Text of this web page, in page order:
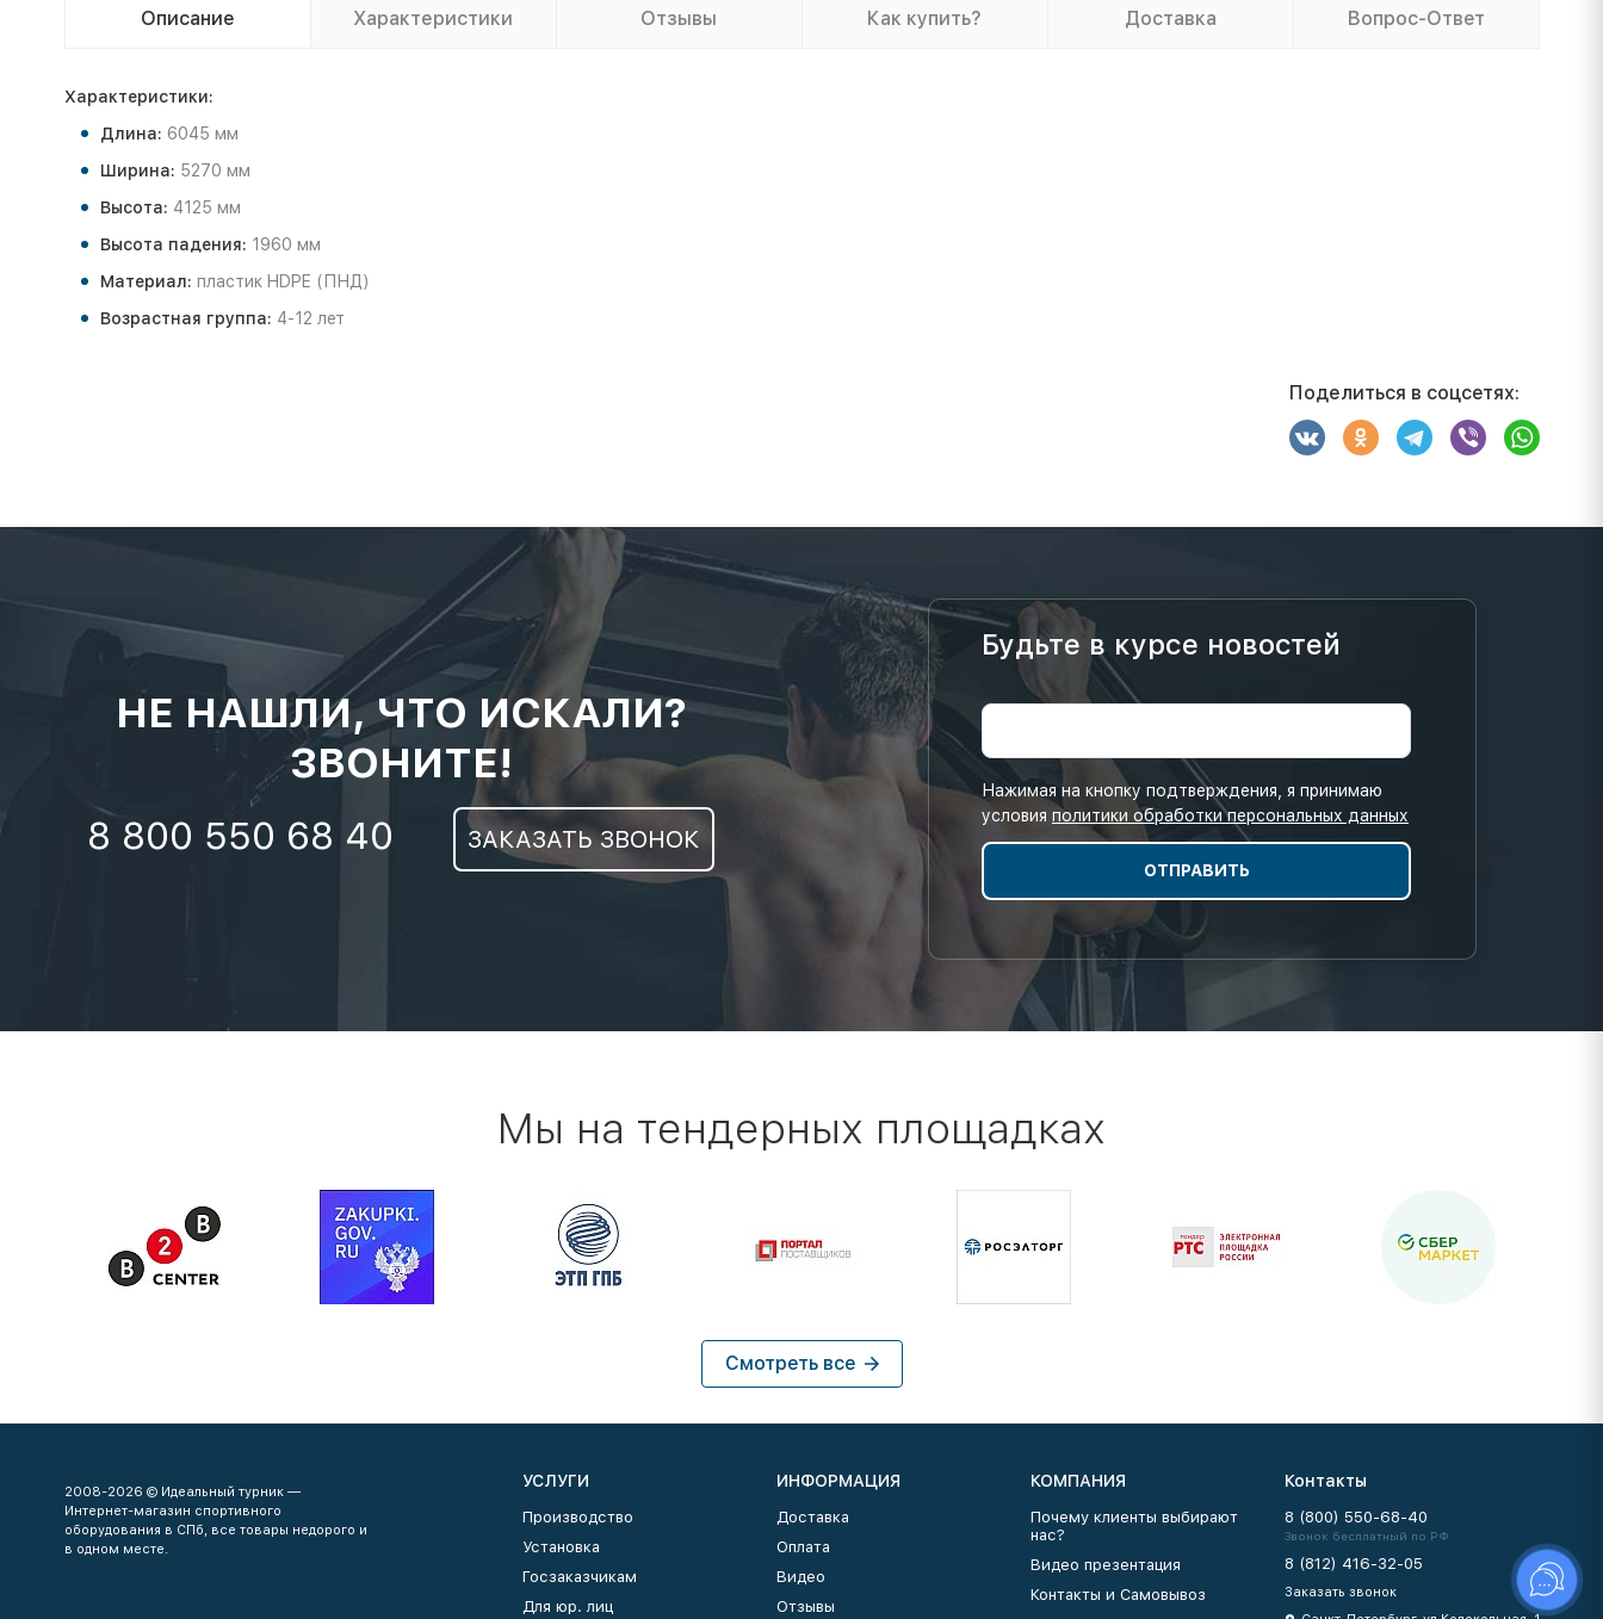
Описание Характеристики Отзывы Как купить? Доставка Вопрос-Ответ
Характеристики:
Длина: 6045 мм
Ширина: 5270 мм
Высота: 4125 мм
Высота падения: 1960 мм
Материал: пластик HDPE (ПНД)
Возрастная группа: 4-12 лет
Поделиться в соцсетях:
НЕ НАШЛИ, ЧТО ИСКАЛИ?
ЗВОНИТЕ!
8 800 550 68 40 ЗАКАЗАТЬ ЗВОНОК
Будьте в курсе новостей
Нажимая на кнопку подтверждения, я принимаю
условия политики обработки персональных данных
Мы на тендерных площадках
Смотреть все
2008-2026 © Идеальный турник —
Интернет-магазин спортивного
оборудования в СПб, все товары недорого и
в одном месте.
УСЛУГИ
Производство
Установка
Госзаказчикам
Для юр. лиц
ИНФОРМАЦИЯ
Доставка
Оплата
Видео
Отзывы
КОМПАНИЯ
Почему клиенты выбирают
нас?
Видео презентация
Контакты и Самовывоз
Контакты
8 (800) 550-68-40
Звонок бесплатный по РФ
8 (812) 416-32-05
Заказать звонок